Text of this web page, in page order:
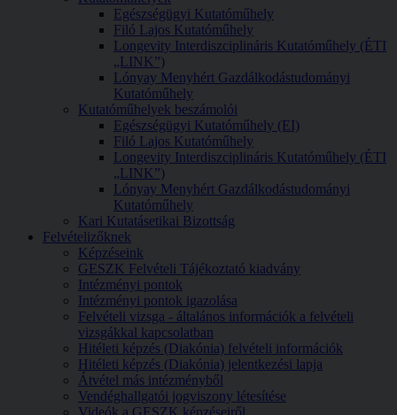
Egészségügyi Kutatóműhely
Filó Lajos Kutatóműhely
Longevity Interdiszciplináris Kutatóműhely (ÉTI
„LINK”)
Lónyay Menyhért Gazdálkodástudományi
Kutatóműhely
Kutatóműhelyek beszámolói
Egészségügyi Kutatóműhely (EI)
Filó Lajos Kutatóműhely
Longevity Interdiszciplináris Kutatóműhely (ÉTI
„LINK”)
Lónyay Menyhért Gazdálkodástudományi
Kutatóműhely
Kari Kutatásetikai Bizottság
Felvételizőknek
Képzéseink
GESZK Felvételi Tájékoztató kiadvány
Intézményi pontok
Intézményi pontok igazolása
Felvételi vizsga - általános információk a felvételi
vizsgákkal kapcsolatban
Hitéleti képzés (Diakónia) felvételi információk
Hitéleti képzés (Diakónia) jelentkezési lapja
Átvétel más intézményből
Vendéghallgatói jogviszony létesítése
Videók a GESZK képzéseiről